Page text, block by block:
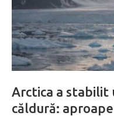
Arctica a stabilit
căldură: